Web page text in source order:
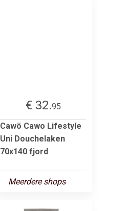
€ 32.95
Cawö Cawo Lifestyle
Uni Douchelaken
70x140 fjord
Meerdere shops